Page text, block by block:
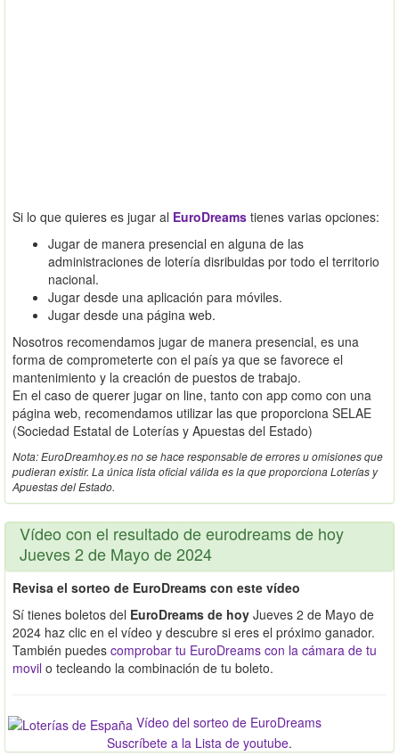
Si lo que quieres es jugar al EuroDreams tienes varias opciones:
Jugar de manera presencial en alguna de las
administraciones de lotería disribuidas por todo el territorio
nacional.
Jugar desde una aplicación para móviles.
Jugar desde una página web.
Nosotros recomendamos jugar de manera presencial, es una
forma de comprometerte con el país ya que se favorece el
mantenimiento y la creación de puestos de trabajo.
En el caso de querer jugar on line, tanto con app como con una
página web, recomendamos utilizar las que proporciona SELAE
(Sociedad Estatal de Loterías y Apuestas del Estado)
Nota: EuroDreamhoy.es no se hace responsable de errores u omisiones que
pudieran existir. La única lista oficial válida es la que proporciona Loterías y
Apuestas del Estado.
Vídeo con el resultado de eurodreams de hoy
Jueves 2 de Mayo de 2024
Revisa el sorteo de EuroDreams con este vídeo
Sí tienes boletos del EuroDreams de hoy Jueves 2 de Mayo de
2024 haz clic en el vídeo y descubre si eres el próximo ganador.
También puedes comprobar tu EuroDreams con la cámara de tu
movil o tecleando la combinación de tu boleto.
Vídeo del sorteo de EuroDreams
Suscríbete a la Lista de youtube.